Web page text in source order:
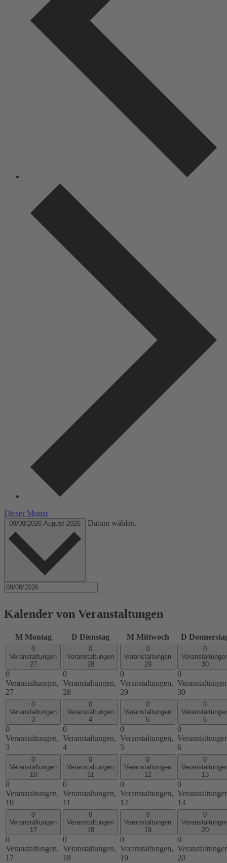
Dieser Monat
09/08/2026 August 2026 Datum wählen.
Kalender von Veranstaltungen
M Montag D Dienstag M Mittwoch D
0
Veranstaltungen
27
0
Veranstaltungen,
27
0
Veranstaltungen
28
0
Veranstaltungen,
28
0
Veranstaltungen
29
0
Veranstaltungen,
29
0
30
0
30
0
Veranstaltungen
3
0
Veranstaltungen,
3
0
Veranstaltungen
4
0
Veranstaltungen,
4
0
Veranstaltungen
5
0
Veranstaltungen,
5
0
6
0
6
0
Veranstaltungen
10
0
Veranstaltungen,
10
0
Veranstaltungen
11
0
Veranstaltungen,
11
0
Veranstaltungen
12
0
Veranstaltungen,
12
0
13
0
13
0
Veranstaltungen
17
0
Veranstaltungen,
17
0
Veranstaltungen
18
0
Veranstaltungen,
18
0
Veranstaltungen
19
0
Veranstaltungen,
19
0
20
0
20